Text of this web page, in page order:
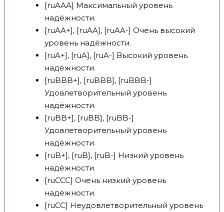
[ruAAA] Максимальный уровень
надёжности.
[ruAA+], [ruAA], [ruAA-] Очень высокий
уровень надёжности.
[ruA+], [ruA], [ruA-] Высокий уровень
надёжности.
[ruBBB+], [ruBBB], [ruBBB-]
Удовлетворительный уровень
надёжности.
[ruBB+], [ruBB], [ruBB-]
Удовлетворительный уровень
надёжности.
[ruB+], [ruB], [ruB-] Низкий уровень
надёжности.
[ruCCC] Очень низкий уровень
надёжности.
[ruCC] Неудовлетворительный уровень